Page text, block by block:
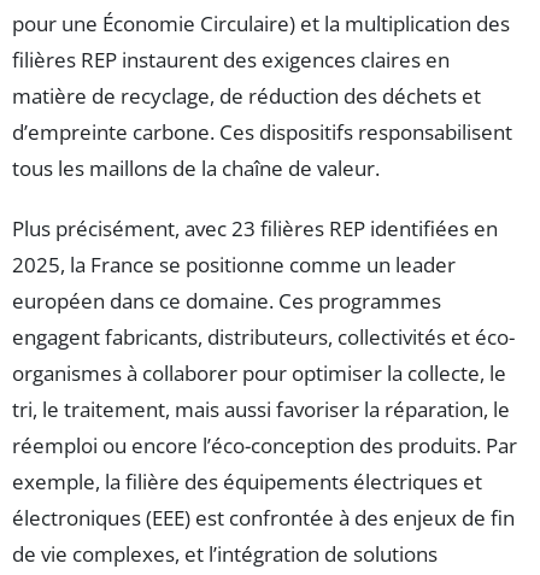
pour une Économie Circulaire) et la multiplication des
filières REP instaurent des exigences claires en
matière de recyclage, de réduction des déchets et
d’empreinte carbone. Ces dispositifs responsabilisent
tous les maillons de la chaîne de valeur.
Plus précisément, avec 23 filières REP identifiées en
2025, la France se positionne comme un leader
européen dans ce domaine. Ces programmes
engagent fabricants, distributeurs, collectivités et éco-
organismes à collaborer pour optimiser la collecte, le
tri, le traitement, mais aussi favoriser la réparation, le
réemploi ou encore l’éco-conception des produits. Par
exemple, la filière des équipements électriques et
électroniques (EEE) est confrontée à des enjeux de fin
de vie complexes, et l’intégration de solutions